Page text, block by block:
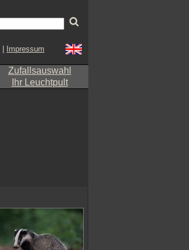
Impressum
Zufallsauswahl
Ihr Leuchtpult